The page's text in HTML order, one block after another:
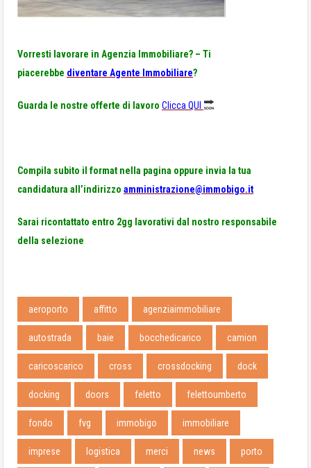
Vorresti lavorare in Agenzia Immobiliare? – Ti
piacerebbe diventare Agente Immobiliare?
Guarda le nostre offerte di lavoro Clicca QUI
Compila subito il format nella pagina oppure invia la tua
candidatura all’indirizzo amministrazione@immobigo.it
Sarai ricontattato entro 2gg lavorativi dal nostro responsabile
della selezione
aeroporto affitto agenziaimmobiliare
autostrada baie bocchedicarico camion
caricoscarico cross crossdocking dock
docking doors feletto felettoumberto
fondo fvg immobigo immobiliare
imprese logistica merci news porto